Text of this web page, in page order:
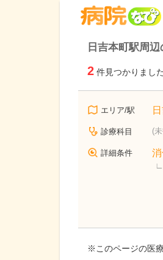
日吉本町駅周
2 件見つかりました
エリア/駅
診療科目 (
詳細条件
※このページの医